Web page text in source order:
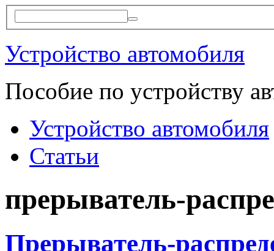
Устройство автомобиля
Пособие по устройству
Устройство автомобиля
Статьи
прерыватель-
Прерыватель-